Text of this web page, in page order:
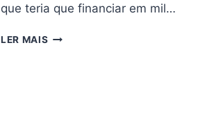
que teria que financiar em mil…
LER MAIS OPORTUNIDADE: